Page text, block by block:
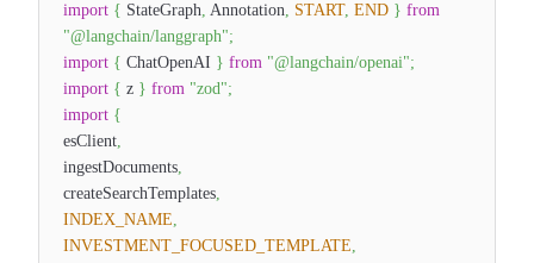
import { StateGraph, Annotation, START, END } from
"@langchain/langgraph";
import { ChatOpenAI } from "@langchain/openai";
import { z } from "zod";
import {
esClient,
ingestDocuments,
createSearchTemplates,
INDEX_NAME,
INVESTMENT_FOCUSED_TEMPLATE,